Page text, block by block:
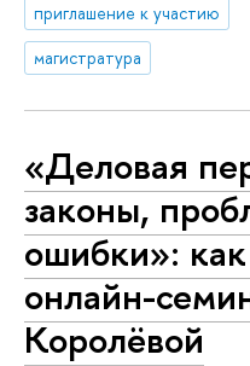
приглашение к участию
магистратура
«Деловая
законы,
ошибки»:
онлайн-
Королёвой